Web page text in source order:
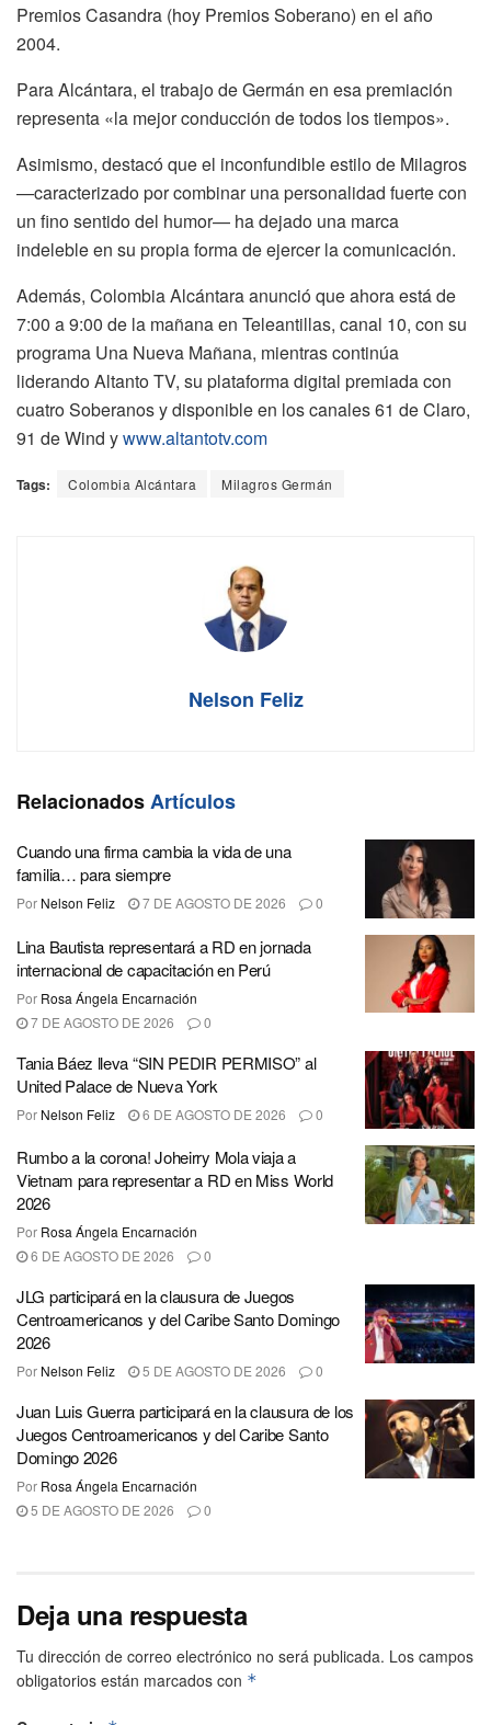
Premios Casandra (hoy Premios Soberano) en el año
2004.
Para Alcántara, el trabajo de Germán en esa premiación
representa «la mejor conducción de todos los tiempos».
Asimismo, destacó que el inconfundible estilo de Milagros
—caracterizado por combinar una personalidad fuerte con
un fino sentido del humor— ha dejado una marca
indeleble en su propia forma de ejercer la comunicación.
Además, Colombia Alcántara anunció que ahora está de
7:00 a 9:00 de la mañana en Teleantillas, canal 10, con su
programa Una Nueva Mañana, mientras continúa
liderando Altanto TV, su plataforma digital premiada con
cuatro Soberanos y disponible en los canales 61 de Claro,
91 de Wind ywww.altantotv.com
Tags: Colombia Alcántara Milagros Germán
Nelson Feliz
RelacionadosArtículos
Cuando una firma cambia la vida de una
familia… para siempre
Por Nelson Feliz 7 DE AGOSTO DE 2026 0
Lina Bautista representará a RD en jornada
internacional de capacitación en Perú
Por Rosa Ángela Encarnación
7 DE AGOSTO DE 2026
0
Tania Báez lleva “SIN PEDIR PERMISO” al
United Palace de Nueva York
Por Nelson Feliz 6 DE AGOSTO DE 2026 0
Rumbo a la corona! Joheirry Mola viaja a
Vietnam para representar a RD en Miss World
2026
Por Rosa Ángela Encarnación
6 DE AGOSTO DE 2026
0
JLG participará en la clausura de Juegos
Centroamericanos y del Caribe Santo Domingo
2026
Por Nelson Feliz 5 DE AGOSTO DE 2026 0
Juan Luis Guerra participará en la clausura de los
Juegos Centroamericanos y del Caribe Santo
Domingo 2026
Por Rosa Ángela Encarnación
5 DE AGOSTO DE 2026
0
Deja una respuesta
Tu dirección de correo electrónico no será publicada. Los campos
obligatorios están marcados con *